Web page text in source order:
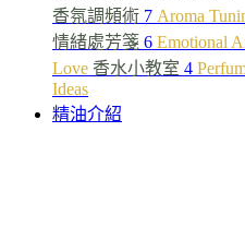
香氛調頻術 7 Aroma
情緒處芳箋 6 Emotional
Love 香水小教室 4
Ideas
精油介紹